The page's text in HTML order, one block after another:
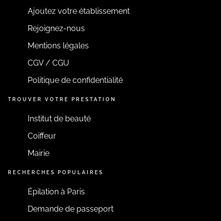
EN SAVOIR PLUS
Ajoutez votre établissement
Rejoignez-nous
Mentions légales
CGV / CGU
Politique de confidentialité
TROUVER VOTRE PRESTATION
Institut de beauté
Coiffeur
Mairie
RECHERCHES POPULAIRES
Épilation à Paris
Demande de passeport